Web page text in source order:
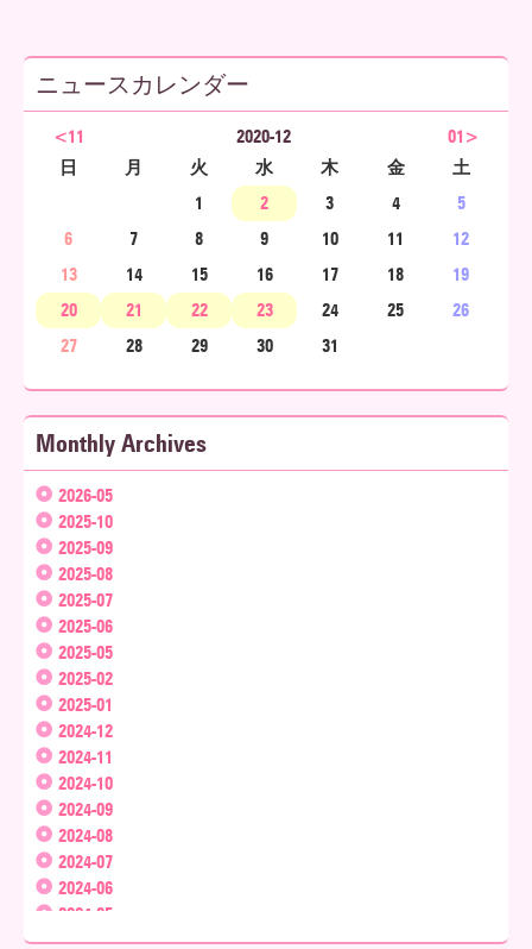
北
海
道
ニュースカレンダー
<11 2020-12
01>
日
月 火 水 木 金
土
1
2 3 4
5
6
7 8 9 10 11
12
13
14 15 16 17 18
19
20
21 22 23 24 25
26
27
28 29 30 31
Monthly Archives
2026-05
2025-10
2025-09
2025-08
2025-07
2025-06
2025-05
2025-02
2025-01
2024-12
2024-11
2024-10
2024-09
2024-08
2024-07
2024-06
2024-05
2024-04